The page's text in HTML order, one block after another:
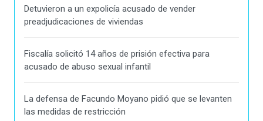
Detuvieron a un expolicía acusado de vender
preadjudicaciones de viviendas
Fiscalía solicitó 14 años de prisión efectiva para
acusado de abuso sexual infantil
La defensa de Facundo Moyano pidió que se levanten
las medidas de restricción